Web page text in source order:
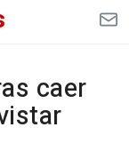
caer